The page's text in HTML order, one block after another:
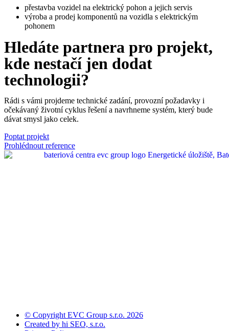
přestavba vozidel na elektrický pohon a jejich servis
výroba a prodej komponentů na vozidla s elektrickým
pohonem
Hledáte partnera pro projekt,
kde nestačí jen dodat
technologii?
Rádi s vámi projdeme technické zadání, provozní požadavky i
očekávaný životní cyklus řešení a navrhneme systém, který bude
dávat smysl jako celek.
Poptat projekt
Prohlédnout reference
© Copyright EVC Group s.r.o. 2026
Created by hi SEO, s.r.o.